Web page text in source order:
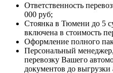
Ответственность
000 руб;
Стоянка в Тюмени до 5
включена в стоимость
Оформление полного
Персональный
перевозку Вашего
документов до выгрузки